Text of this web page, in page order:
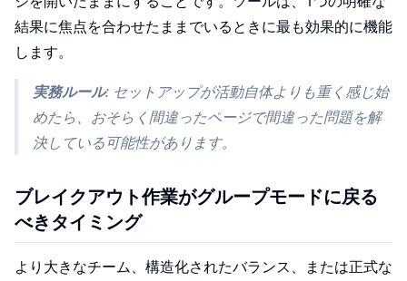
結果に焦点を合わせたままでいるときに最も効果的に機能
します。
実務ルール: セットアップが活動自体よりも重く感じ始
めたら、おそらく間違ったページで間違った問題を解
決している可能性があります。
ブレイクアウト作業がグループモードに戻る
べきタイミング
より大きなチーム、構造化されたバランス、または正式な